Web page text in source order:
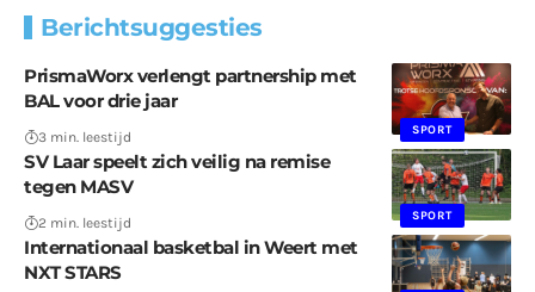
Berichtsuggesties
SPORT
PrismaWorx verlengt partnership met
BAL voor drie jaar
3 min. leestijd
SPORT
SV Laar speelt zich veilig na remise
tegen MASV
2 min. leestijd
Internationaal basketbal in Weert met
NXT STARS